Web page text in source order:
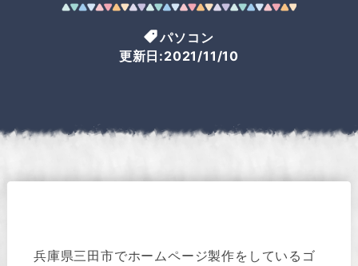
パソコン
更新日:2021/11/10
兵庫県三田市でホームページ製作をしているゴ